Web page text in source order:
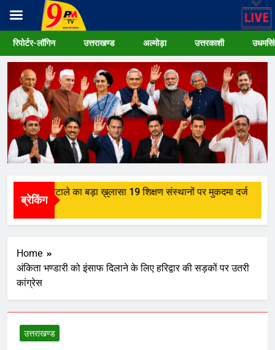
Skip
content
रिपोर्टर-लॉगिन उत्तराखण्ड अल्मोड़ा उत्तरकाशी
ब्रेकिंग
घोटाले का बड़ा ख़ुलासा 19 शिक्षण संस्थानों पर मुकदमा दर्ज
Home
अंकिता भण्डारी को इंसाफ दिलाने के लिए हरिद्वार की सड़कों पर उतरी
कांग्रेस
उत्तराखण्ड